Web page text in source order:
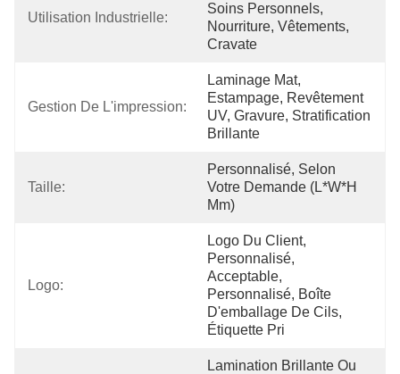
Utilisation Industrielle:
Soins Personnels,
Nourriture, Vêtements,
Cravate
Gestion De L'impression:
Laminage Mat,
Estampage, Revêtement
UV, Gravure, Stratification
Brillante
Taille:
Personnalisé, Selon
Votre Demande (L*W*H
Mm)
Logo:
Logo Du Client,
Personnalisé,
Acceptable,
Personnalisé, Boîte
D'emballage De Cils,
Étiquette Pri
Lamination Brillante Ou